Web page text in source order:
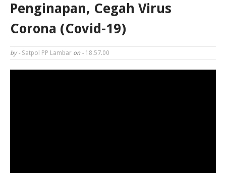
Penginapan, Cegah Virus
Corona (Covid-19)
by - Satpol PP Lambar on - 18.57.00